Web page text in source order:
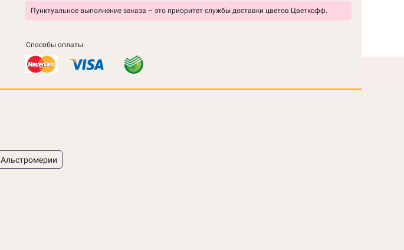
Пунктуальное выполнение заказа – это приоритет службы доставки цветов Цветкофф.
Способы оплаты:
Альстромерии